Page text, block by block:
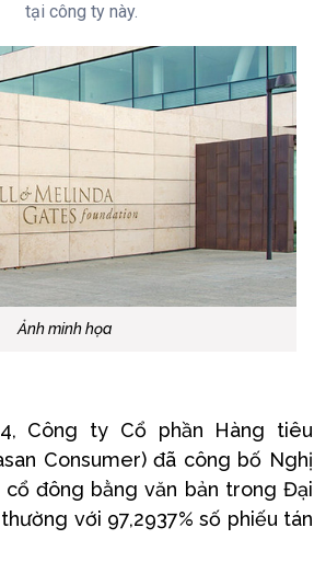
tại công ty này.
Ảnh minh họa
Công ty Cổ phần Hàng tiêu
Consumer) đã công bố Nghị
đông bằng văn bản trong Đại
với 97,2937% số phiếu tán